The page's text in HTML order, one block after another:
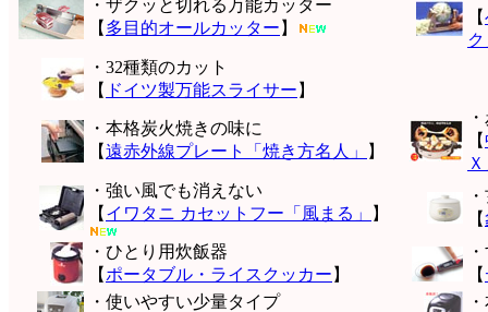
・ザクッと切れる万能カッター
【 多目的オールカッター 】
【
・32種類のカット
【 ドイツ製万能スライサー 】
・本格炭火焼きの味に
【遠赤外線プレート「焼き方名人」 】
【
・強い風でも消えない
【 イワタニ カセットフー「風まる」 】
【
・ひとり用炊飯器
【 ポータブル・ライスクッカー 】
【
・使いやすい少量タイプ